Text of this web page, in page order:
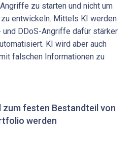
zu starten und nicht um
entwickeln. Mittels KI werden
DDoS-Angriffe dafür stärker
KI wird aber auch
falschen Informationen zu
festen Bestandteil von
werden